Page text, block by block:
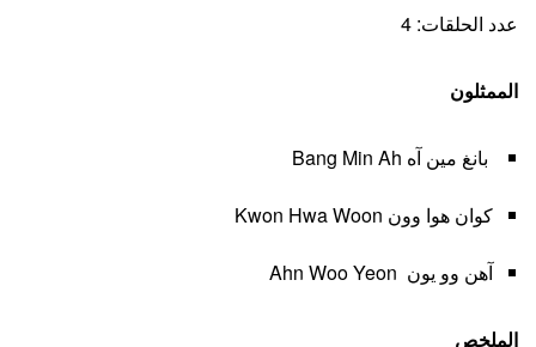
عدد الحلقات: 4
الممثلون
بانغ مين آه Bang Min Ah
كوان هوا وون Kwon Hwa Woon
آهن وو يون Ahn Woo Yeon
الملخص